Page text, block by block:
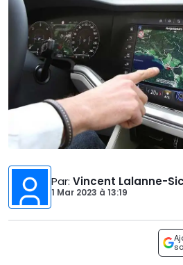
Par: Vincent Lalanne-
1 Mar 2023 à 13:19